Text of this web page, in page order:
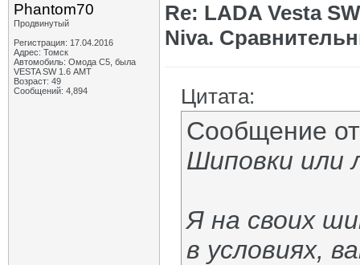
Phantom70
Продвинутый
Регистрация: 17.04.2016
Адрес: Томск
Автомобиль: Омода С5, была
VESTA SW 1.6 АМТ
Возраст: 49
Сообщений: 4,894
Re: LADA Vesta
Niva.
Цитата:
Сообщение
Шиповки или
Я на своих
в условиях,